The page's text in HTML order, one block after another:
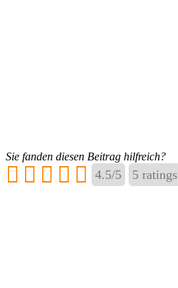
Sie fanden diesen Beitrag hilfreich?
4.5/5 5 ratings